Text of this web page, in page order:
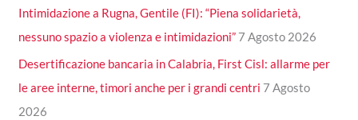
Intimidazione a Rugna, Gentile (FI): “Piena solidarietà,
nessuno spazio a violenza e intimidazioni” 7 Agosto 2026
Desertificazione bancaria in Calabria, First Cisl: allarme per
le aree interne, timori anche per i grandi centri 7 Agosto
2026